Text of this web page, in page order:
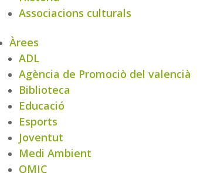
Associacions culturals
Àrees
ADL
Agència de Promociò del valencià
Biblioteca
Educació
Esports
Joventut
Medi Ambient
OMIC